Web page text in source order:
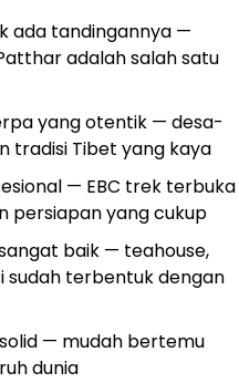
ada tandingannya —
adalah salah satu
yang otentik — desa-
tradisi Tibet yang kaya
— EBC trek terbuka
persiapan yang cukup
baik — teahouse,
sudah terbentuk dengan
— mudah bertemu
dunia